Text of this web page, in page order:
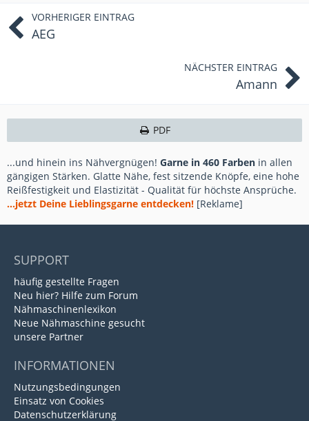
VORHERIGER EINTRAG
AEG
NÄCHSTER EINTRAG
Amann
PDF
...und hinein ins Nähvergnügen! Garne in 460 Farben in allen
gängigen Stärken. Glatte Nähe, fest sitzende Knöpfe, eine hohe
Reißfestigkeit und Elastizität - Qualität für höchste Ansprüche.
...jetzt Deine Lieblingsgarne entdecken! [Reklame]
SUPPORT
häufig gestellte Fragen
Neu hier? Hilfe zum Forum
Nähmaschinenlexikon
Neue Nähmaschine gesucht
unsere Partner
INFORMATIONEN
Nutzungsbedingungen
Einsatz von Cookies
Datenschutzerklärung